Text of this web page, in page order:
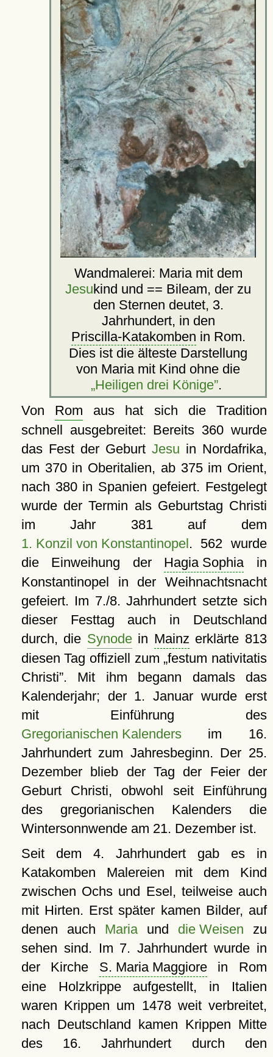
Wandmalerei: Maria mit dem
Jesukind und == Bileam, der zu
den Sternen deutet, 3.
Jahrhundert, in den
Priscilla-Katakomben in Rom.
Dies ist die älteste Darstellung
von Maria mit Kind ohne die
Heiligen drei Könige .
Von Rom aus hat sich die Tradition
schnell ausgebreitet: Bereits 360 wurde
das Fest der Geburt Jesu in Nordafrika,
um 370 in Oberitalien, ab 375 im Orient,
nach 380 in Spanien gefeiert. Festgelegt
wurde der Termin als Geburtstag Christi
im Jahr 381 auf dem
1. Konzil von Konstantinopel . 562 wurde
die Einweihung der Hagia Sophiain
Konstantinopel in der Weihnachtsnacht
gefeiert. Im 7./8. Jahrhundert setzte sich
dieser Festtag auch in Deutschland
durch, die Synodein Mainz erklärte 813
diesen Tag offiziell zum festum nativitatis
Christi . Mit ihm begann damals das
Kalenderjahr; der 1. Januar wurde erst
mit Einführung des
Gregorianischen Kalendersim 16.
Jahrhundert zum Jahresbeginn. Der 25.
Dezember blieb der Tag der Feier der
Geburt Christi, obwohl seit Einführung
des gregorianischen Kalenders die
Wintersonnwende am 21. Dezember ist.
Seit dem 4. Jahrhundert gab es in
Katakomben Malereien mit dem Kind
zwischen Ochs und Esel, teilweise auch
mit Hirten. Erst später kamen Bilder, auf
denen auch Mariaund die Weisen zu
sehen sind. Im 7. Jahrhundert wurde in
der Kirche S. Maria Maggiorein Rom
eine Holzkrippe aufgestellt, in Italien
waren Krippen um 1478 weit verbreitet,
nach Deutschland kamen Krippen Mitte
des 16. Jahrhundert durch den